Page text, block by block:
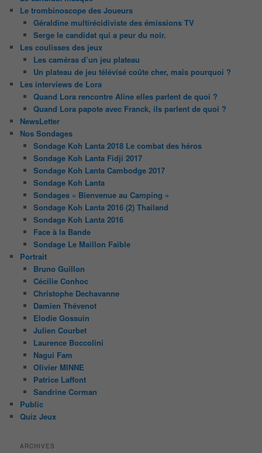
Le trombinoscope des Joueurs
Géraldine multirécidiviste des émissions TV
Serge le candidat qui a peur du noir.
Les coulisses des jeux
Les caméras d’un jeu plateau
Un plateau de jeu télévisé coûte cher, mais pourquoi ?
Les interviews de Lora
Quand Lora rencontre Aline elles parlent de quoi ?
Quand Lora papote avec Franck, ils parlent de quoi ?
NewsLetter
Nos Sondages
Sondage Koh Lanta 2018 Le combat des héros
Sondage Koh Lanta Fidji 2017
Sondage Koh Lanta Cambodge 2017
Sondage Koh Lanta
Sondages « Bienvenue au Camping »
Sondage Koh Lanta 2016 (2) Thailand
Sondage Koh Lanta 2016
Face à la Bande
Sondage Le Maillon Faible
Portrait
Bruno Guillon
Cécilie Conhoc
Christophe Dechavanne
Damien Thévenot
Elodie Gossuin
Julien Courbet
Laurence Boccolini
Nagui Fam
Olivier MINNE
Patrice Laffont
Sandrine Corman
Public
Quiz Jeux
ARCHIVES